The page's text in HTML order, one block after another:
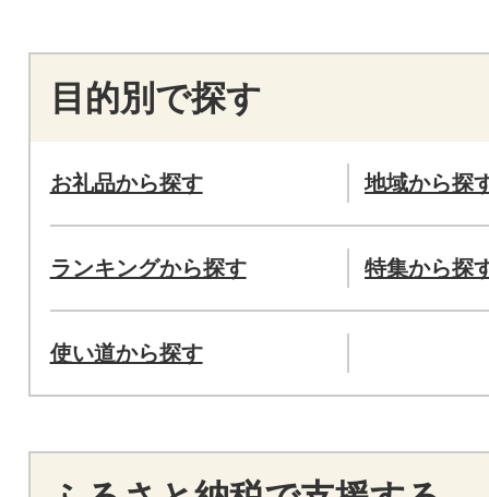
目的別で探す
お礼品から探す 地域から探
ランキングから探す 特集から探
使い道から探す